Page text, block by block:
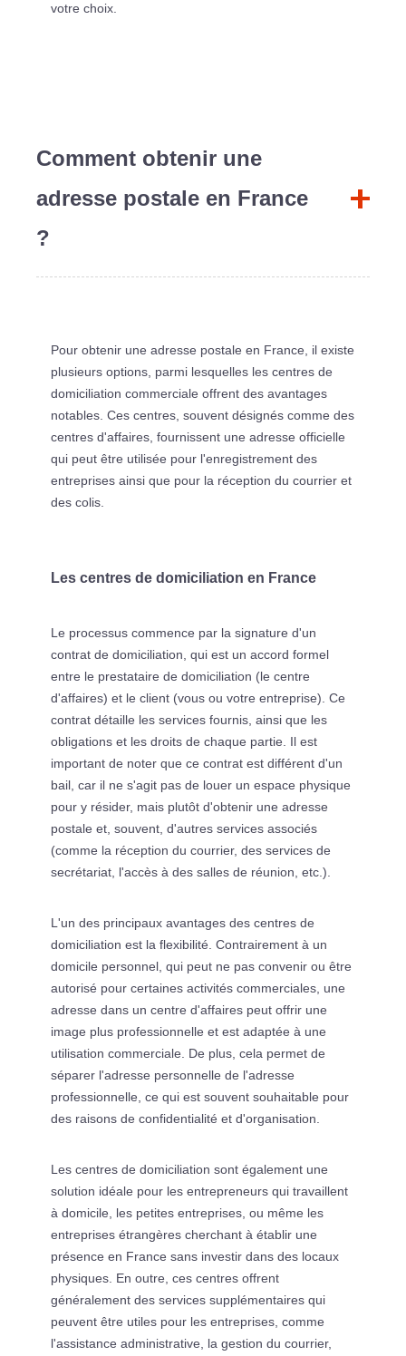
votre choix.
Comment obtenir une
adresse postale en France
?
Pour obtenir une adresse postale en France, il existe
plusieurs options, parmi lesquelles les centres de
domiciliation commerciale offrent des avantages
notables. Ces centres, souvent désignés comme des
centres d'affaires, fournissent une adresse officielle
qui peut être utilisée pour l'enregistrement des
entreprises ainsi que pour la réception du courrier et
des colis.
Les centres de domiciliation en France
Le processus commence par la signature d'un
contrat de domiciliation, qui est un accord formel
entre le prestataire de domiciliation (le centre
d'affaires) et le client (vous ou votre entreprise). Ce
contrat détaille les services fournis, ainsi que les
obligations et les droits de chaque partie. Il est
important de noter que ce contrat est différent d'un
bail, car il ne s'agit pas de louer un espace physique
pour y résider, mais plutôt d'obtenir une adresse
postale et, souvent, d'autres services associés
(comme la réception du courrier, des services de
secrétariat, l'accès à des salles de réunion, etc.).
L'un des principaux avantages des centres de
domiciliation est la flexibilité. Contrairement à un
domicile personnel, qui peut ne pas convenir ou être
autorisé pour certaines activités commerciales, une
adresse dans un centre d'affaires peut offrir une
image plus professionnelle et est adaptée à une
utilisation commerciale. De plus, cela permet de
séparer l'adresse personnelle de l'adresse
professionnelle, ce qui est souvent souhaitable pour
des raisons de confidentialité et d'organisation.
Les centres de domiciliation sont également une
solution idéale pour les entrepreneurs qui travaillent
à domicile, les petites entreprises, ou même les
entreprises étrangères cherchant à établir une
présence en France sans investir dans des locaux
physiques. En outre, ces centres offrent
généralement des services supplémentaires qui
peuvent être utiles pour les entreprises, comme
l'assistance administrative, la gestion du courrier,